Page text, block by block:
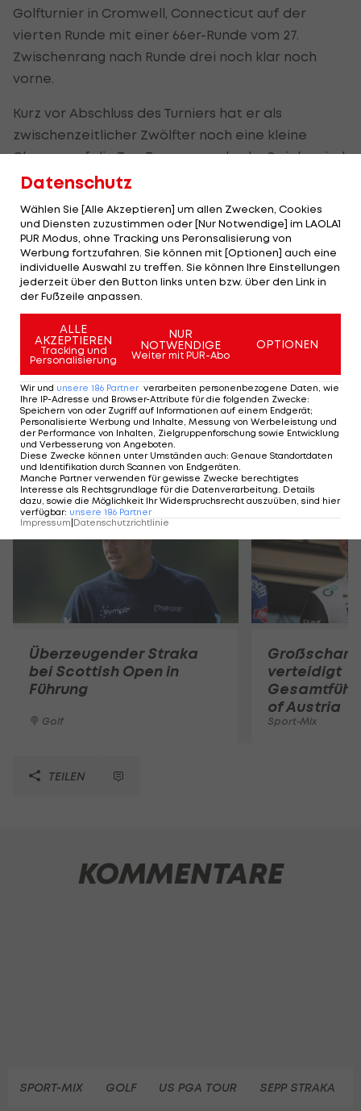
Golfturnier in Cromwell, Connecticut auf der
vierten Runde mit einer 66er-Runde vom 27.
Zwischenrang nach Runde drei noch klar noch
vorne.
Kurz vor Abschluss des Turniers hat er als
zwischenzeitlicher Zwölfter noch eine kleine
Chance auf die Top Ten, nur rund zehn Spieler sind
noch nicht im Clubhaus.
Straka gelingen zum Abschluss auf dem Par-70-
Kurs bei einem Bogey (Schlagverlust) fünf Birdies
(Schlaggewinn).
Der legendäre Durchmarsch des FC
Wacker Tirol I #Zwarakonferenz History
Zwarakonferenz
Mehr zum Thema
Überzeugender Straka
bei Scottish Open in
Führung
Golf
verteidigt
of Austria
Sport-Mix
TEILEN
KOMMENTARE
SPORT-MIX GOLF US PGA TOUR SEPP STRAKA
Datenschutz
Wählen Sie [Alle Akzeptieren] um allen Zwecken, Cookies
und Diensten zuzustimmen oder [Nur Notwendige] im LAOLA1
PUR Modus, ohne Tracking uns Peronsalisierung von
Werbung fortzufahren. Sie können mit [Optionen] auch eine
individuelle Auswahl zu treffen. Sie können Ihre Einstellungen
jederzeit über den Button links unten bzw. über den Link in
der Fußzeile anpassen.
ALLE
AKZEPTIEREN
Tracking und
Personalisierung
NUR
NOTWENDIGE
Weiter mit PUR-Abo
OPTIONEN
Wir und unsere 186 Partner verarbeiten personenbezogene Daten, wie
Ihre IP-Adresse und Browser-Attribute für die folgenden Zwecke:
Speichern von oder Zugriff auf Informationen auf einem Endgerät;
Personalisierte Werbung und Inhalte, Messung von Werbeleistung und
der Performance von Inhalten, Zielgruppenforschung sowie Entwicklung
und Verbesserung von Angeboten.
Diese Zwecke können unter Umständen auch: Genaue Standortdaten
und Identifikation durch Scannen von Endgeräten.
Manche Partner verwenden für gewisse Zwecke berechtigtes
Interesse als Rechtsgrundlage für die Datenverarbeitung. Details
dazu, sowie die Möglichkeit Ihr Widerspruchsrecht auszuüben, sind hier
verfügbar: unsere 186 Partner
Impressum Datenschutzrichtlinie